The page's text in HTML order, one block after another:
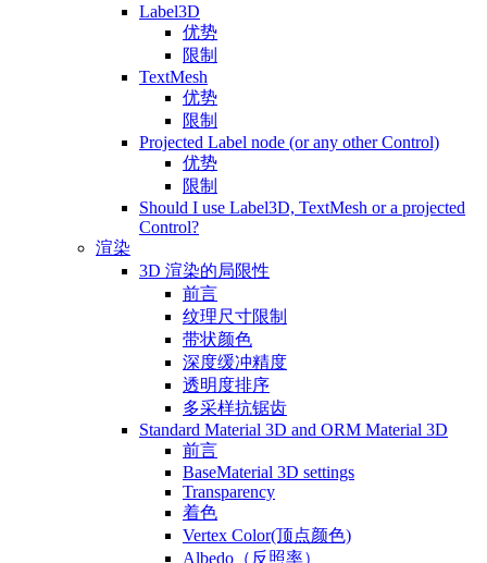
Label3D
优势
限制
TextMesh
优势
限制
Projected Label node (or any other Control)
优势
限制
Should I use Label3D, TextMesh or a projected
Control?
渲染
3D 渲染的局限性
前言
纹理尺寸限制
带状颜色
深度缓冲精度
透明度排序
多采样抗锯齿
Standard Material 3D and ORM Material 3D
前言
BaseMaterial 3D settings
Transparency
着色
Vertex Color(顶点颜色)
Albedo（反照率）